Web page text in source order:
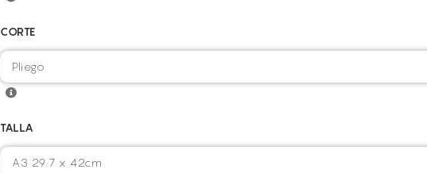
CORTE
TALLA